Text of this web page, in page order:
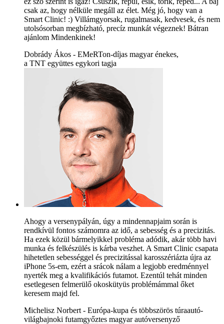
csak az, hogy nélküle megáll az élet. Még jó, hogy van a
Smart Clinic! :) Villámgyorsak, rugalmasak, kedvesek, és nem
utolsósorban megbízható, precíz munkát végeznek! Bátran
ajánlom Mindenkinek!
Dobrády Ákos - EMeRTon-díjas magyar énekes,
a TNT együttes egykori tagja
Ahogy a versenypályán, úgy a mindennapjaim során is
rendkívül fontos számomra az idő, a sebesség és a precizitás.
Ha ezek közül bármelyikkel probléma adódik, akár több havi
munka és felkészülés is kárba veszhet. A Smart Clinic csapata
hihetetlen sebességgel és precizitással karosszériázta újra az
iPhone 5s-em, ezért a srácok nálam a legjobb eredménnyel
nyerték meg a kvalifikációs futamot. Ezentúl tehát minden
esetlegesen felmerülő okoskütyüs problémámmal őket
keresem majd fel.
Michelisz Norbert - Európa-kupa és többszörös túraautó-
világbajnoki futamgyőztes magyar autóversenyző